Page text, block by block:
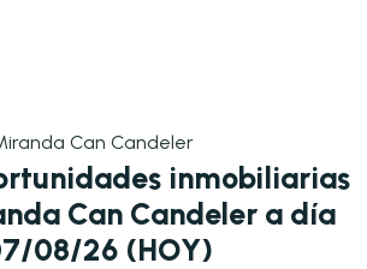
Can Candeler
inmobiliarias
Can Candeler a día
08/26 (HOY)